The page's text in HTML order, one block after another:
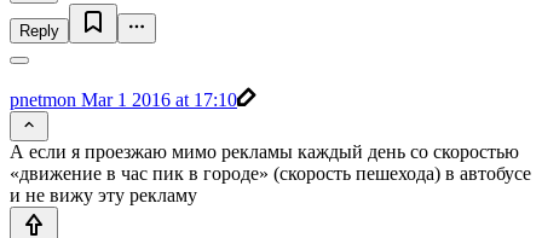
Reply
pnetmon Mar 1 2016 at 17:10
А если я проезжаю мимо рекламы каждый день со скоростью
«движение в час пик в городе» (скорость пешехода) в автобусе
и не вижу эту рекламу